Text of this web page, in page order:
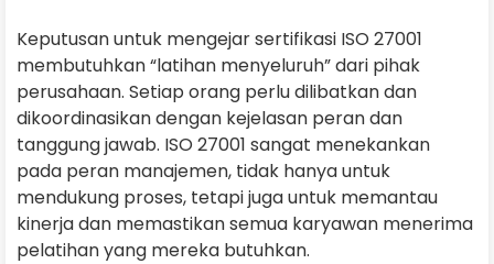
Keputusan untuk mengejar sertifikasi ISO 27001
membutuhkan “latihan menyeluruh” dari pihak
perusahaan. Setiap orang perlu dilibatkan dan
dikoordinasikan dengan kejelasan peran dan
tanggung jawab. ISO 27001 sangat menekankan
pada peran manajemen, tidak hanya untuk
mendukung proses, tetapi juga untuk memantau
kinerja dan memastikan semua karyawan menerima
pelatihan yang mereka butuhkan.